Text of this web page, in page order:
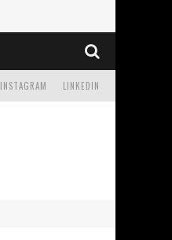
LINKEDIN
INSTAGRAM